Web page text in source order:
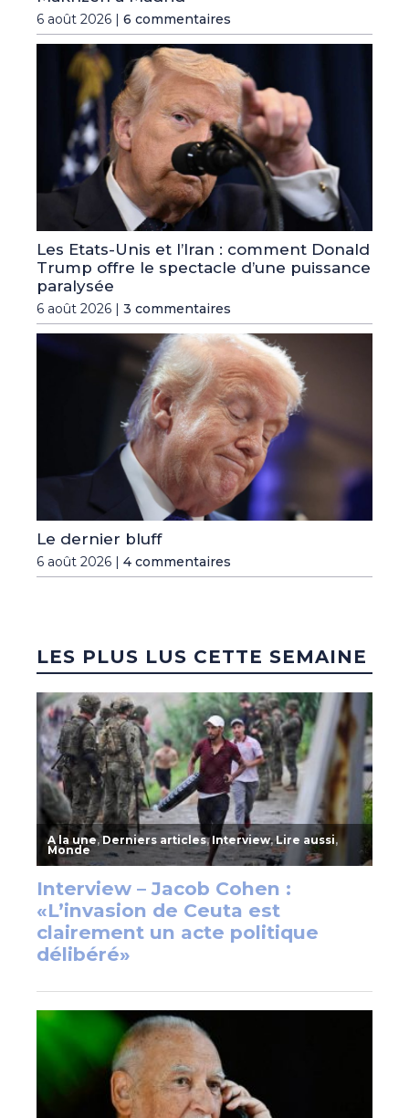
6 août 2026 | 6 commentaires
Les Etats-Unis et l’Iran : comment Donald
Trump offre le spectacle d’une puissance
paralysée
6 août 2026 | 3 commentaires
Le dernier bluff
6 août 2026 | 4 commentaires
LES PLUS LUS CETTE SEMAINE